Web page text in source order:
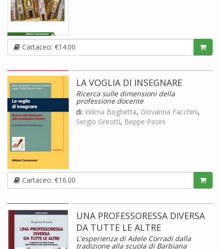
Cartaceo: €14.00
LA VOGLIA DI INSEGNARE
Ricerca sulle dimensioni della
professione docente
di: Wilma Boghetta, Giovanna Facchini,
Sergio Greotti, Beppe Pasini
Cartaceo: €16.00
UNA PROFESSORESSA DIVERSA
DA TUTTE LE ALTRE
L'esperienza di Adele Corradi dalla
tradizione alla scuola di Barbiana